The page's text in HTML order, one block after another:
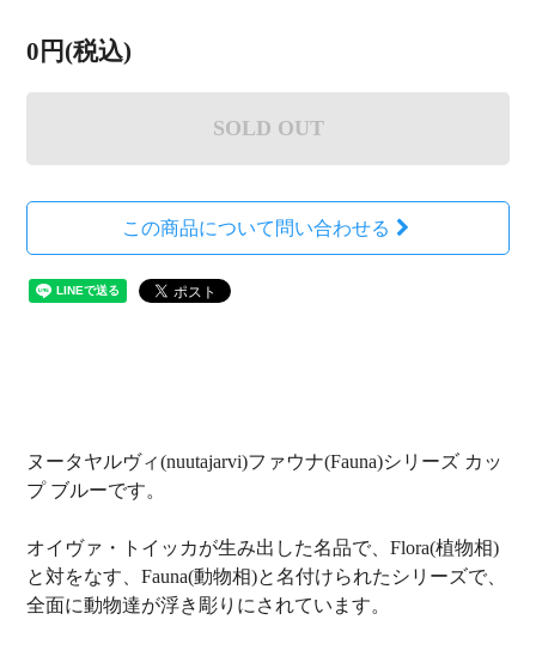
0円(税込)
SOLD OUT
この商品について問い合わせる
ヌータヤルヴィ(nuutajarvi)ファウナ(Fauna)シリーズ カッ
プ ブルーです。
オイヴァ・トイッカが生み出した名品で、Flora(植物相)
と対をなす、Fauna(動物相)と名付けられたシリーズで、
全面に動物達が浮き彫りにされています。